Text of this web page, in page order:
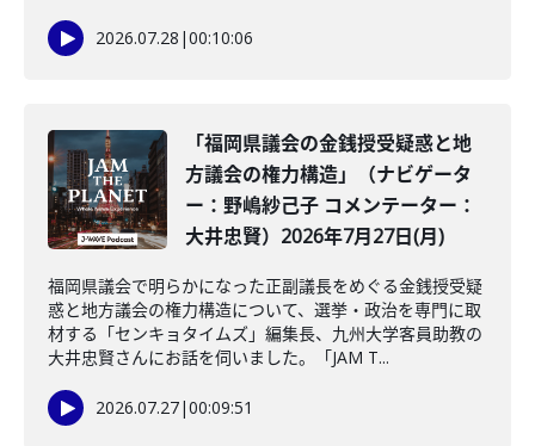
2026.07.28 |00:10:06
「福岡県議会の金銭授受疑惑と地
方議会の権力構造」（ナビゲータ
ー：野嶋紗己子 コメンテーター：
大井忠賢）2026年7月27日(月)
福岡県議会で明らかになった正副議長をめぐる金銭授受疑
惑と地方議会の権力構造について、選挙・政治を専門に取
材する「センキョタイムズ」編集長、九州大学客員助教の
大井忠賢さんにお話を伺いました。「JAM T...
2026.07.27|00:09:51